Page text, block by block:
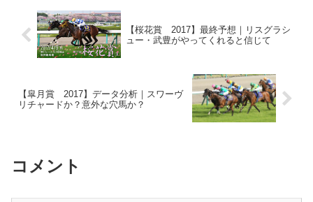
【桜花賞 2017】最終予想｜リスグラシ
ュー・武豊がやってくれると信じて
【皐月賞 2017】データ分析｜スワーヴ
リチャードか？意外な穴馬か？
コメント